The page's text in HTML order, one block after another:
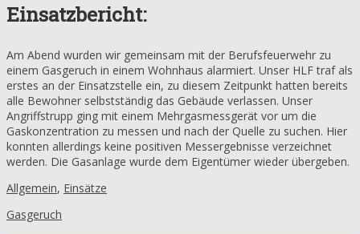
Einsatzbericht:
Am Abend wurden wir gemeinsam mit der Berufsfeuerwehr zu
einem Gasgeruch in einem Wohnhaus alarmiert. Unser HLF traf als
erstes an der Einsatzstelle ein, zu diesem Zeitpunkt hatten bereits
alle Bewohner selbstständig das Gebäude verlassen. Unser
Angriffstrupp ging mit einem Mehrgasmessgerät vor um die
Gaskonzentration zu messen und nach der Quelle zu suchen. Hier
konnten allerdings keine positiven Messergebnisse verzeichnet
werden. Die Gasanlage wurde dem Eigentümer wieder übergeben.
Allgemein, Einsätze
Gasgeruch